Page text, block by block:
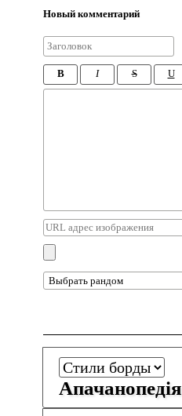
Новый комментарий
B I S U
Апачанопедiя